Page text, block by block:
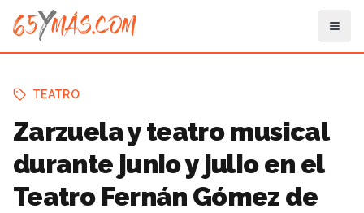
TEATRO
Zarzuela y teatro musical
durante junio y julio en el
Teatro Fernán Gómez de